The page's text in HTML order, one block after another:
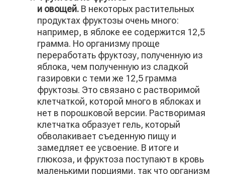
и овощей. В некоторых растительных
продуктах фруктозы очень много:
например, в яблоке ее содержится 12,5
грамма. Но организму проще
переработать фруктозу, полученную из
яблока, чем полученную из сладкой
газировки с теми же 12,5 грамма
фруктозы. Это связано с растворимой
клетчаткой, которой много в яблоках и
нет в порошковой версии. Растворимая
клетчатка образует гель, который
обволакивает съеденную пищу и
замедляет ее усвоение. В итоге и
глюкоза, и фруктоза поступают в кровь
маленькими порциями, так что организм